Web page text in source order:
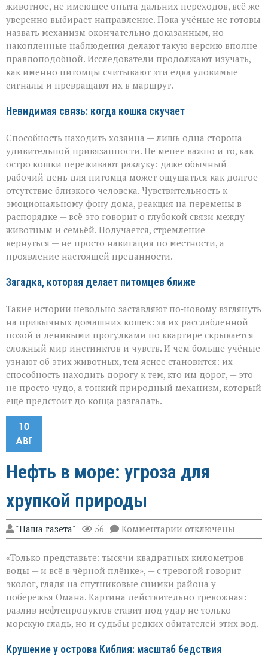
животное, не имеющее опыта дальних переходов, всё же
уверенно выбирает направление. Пока учёные не готовы
назвать механизм окончательно доказанным, но
накопленные наблюдения делают такую версию вполне
правдоподобной. Исследователи продолжают изучать,
как именно питомцы считывают эти едва уловимые
сигналы и превращают их в маршрут.
Невидимая связь: когда кошка скучает
Способность находить хозяина — лишь одна сторона
удивительной привязанности. Не менее важно и то, как
остро кошки переживают разлуку: даже обычный
рабочий день для питомца может ощущаться как долгое
отсутствие близкого человека. Чувствительность к
эмоциональному фону дома, реакция на перемены в
распорядке — всё это говорит о глубокой связи между
животным и семьёй. Получается, стремление
вернуться — не просто навигация по местности, а
проявление настоящей преданности.
Загадка, которая делает питомцев ближе
Такие истории невольно заставляют по‑новому взглянуть
на привычных домашних кошек: за их расслабленной
позой и ленивыми прогулками по квартире скрывается
сложный мир инстинктов и чувств. И чем больше учёные
узнают об этих животных, тем яснее становится: их
способность находить дорогу к тем, кто им дорог, — это
не просто чудо, а тонкий природный механизм, который
ещё предстоит до конца разгадать.
10
АВГ
Нефть в море: угроза для
хрупкой природы
"Наша газета" 56 Комментарии к
записи
в
море:
угроза
для
хрупкой
природы
отключены
«Только представьте: тысячи квадратных километров
воды — и всё в чёрной плёнке», — с тревогой говорит
эколог, глядя на спутниковые снимки района у
побережья Омана. Картина действительно тревожная:
разлив нефтепродуктов ставит под удар не только
морскую гладь, но и судьбы редких обитателей этих вод.
Крушение у острова Киблия: масштаб бедствия